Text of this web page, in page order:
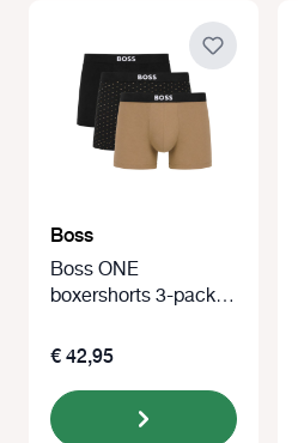
Boss
Boss ONE
boxershorts 3-pack
€ 42,95